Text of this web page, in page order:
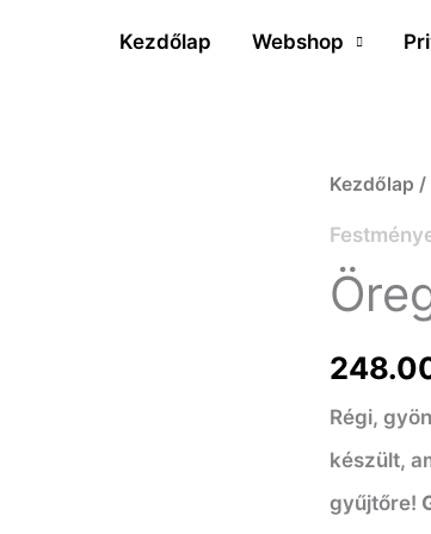
Kezdőlap Webshop
Kezdőlap /
Régi,
készült,
gyűjtőre!
Öreg
ház
Ismeretlen
festő